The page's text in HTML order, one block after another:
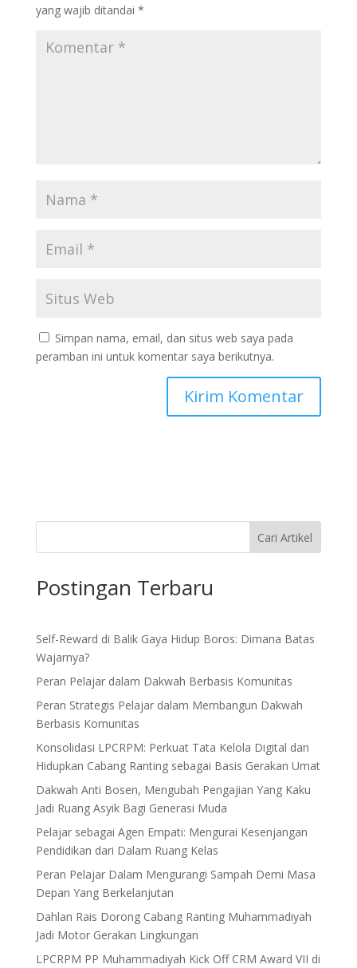
yang wajib ditandai *
Simpan nama, email, dan situs web saya pada
peramban ini untuk komentar saya berikutnya.
Cari Artikel
Postingan Terbaru
Self-Reward di Balik Gaya Hidup Boros: Dimana Batas
Wajarnya?
Peran Pelajar dalam Dakwah Berbasis Komunitas
Peran Strategis Pelajar dalam Membangun Dakwah
Berbasis Komunitas
Konsolidasi LPCRPM: Perkuat Tata Kelola Digital dan
Hidupkan Cabang Ranting sebagai Basis Gerakan Umat
Dakwah Anti Bosen, Mengubah Pengajian Yang Kaku
Jadi Ruang Asyik Bagi Generasi Muda
Pelajar sebagai Agen Empati: Mengurai Kesenjangan
Pendidikan dari Dalam Ruang Kelas
Peran Pelajar Dalam Mengurangi Sampah Demi Masa
Depan Yang Berkelanjutan
Dahlan Rais Dorong Cabang Ranting Muhammadiyah
Jadi Motor Gerakan Lingkungan
LPCRPM PP Muhammadiyah Kick Off CRM Award VII di